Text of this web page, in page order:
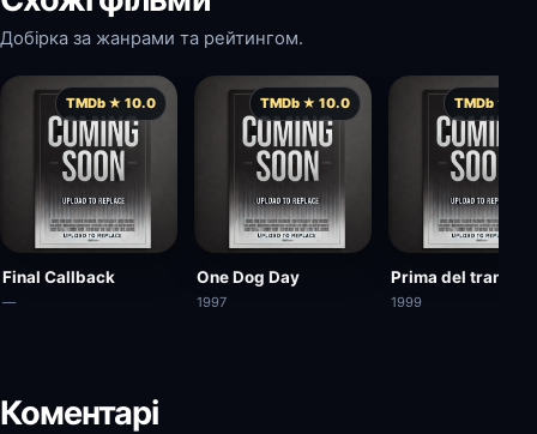
Добірка за жанрами та рейтингом.
TMDb ★ 10.0
Final Callback
—
TMDb ★ 10.0
One Dog Day
1997
TMDb ★
Prima del
1999
Коментарі